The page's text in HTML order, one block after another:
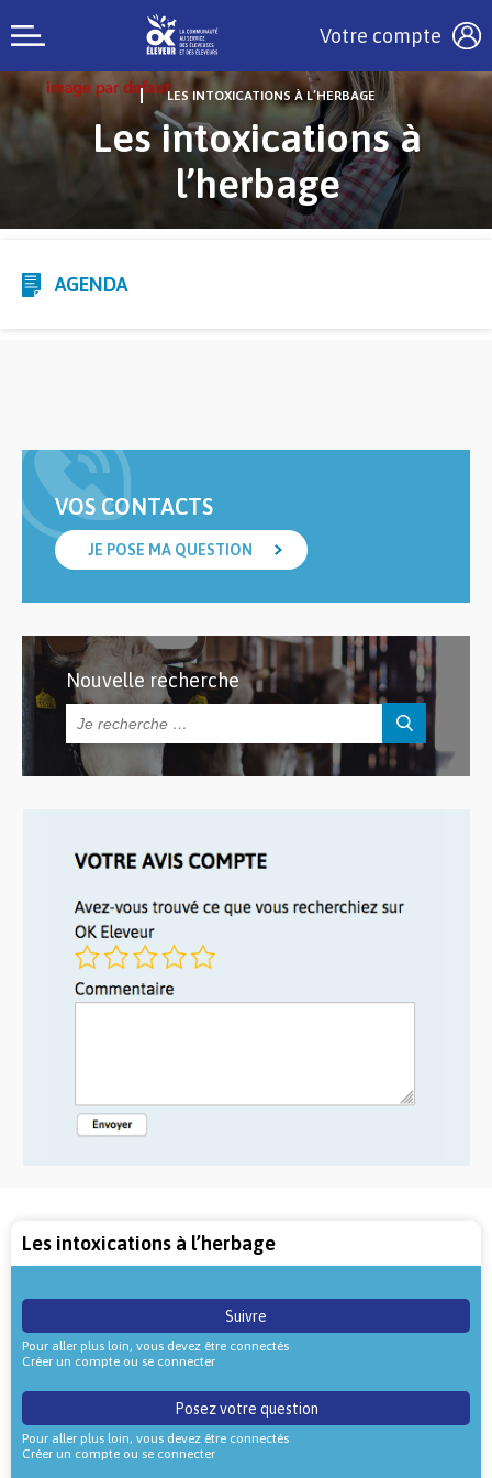
Votre compte
LES INTOXICATIONS À L’HERBAGE
Les intoxications à
l’herbage
AGENDA
VOS CONTACTS
JE POSE MA QUESTION
Nouvelle recherche
Les intoxications à l’herbage
Suivre
Pour aller plus loin, vous devez être connectés
Créer un compte ou se connecter
Posez votre question
Pour aller plus loin, vous devez être connectés
Créer un compte ou se connecter